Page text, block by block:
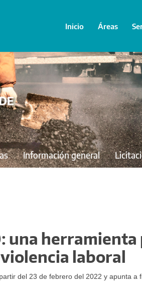
Inicio Áreas
Información general
una
laboral
del 23 de febrero del 2022 y apunta a